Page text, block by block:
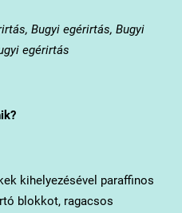
Bugyi egérirtás, Bugyi
egérirtás
kihelyezésével paraffinos
blokkot, ragacsos